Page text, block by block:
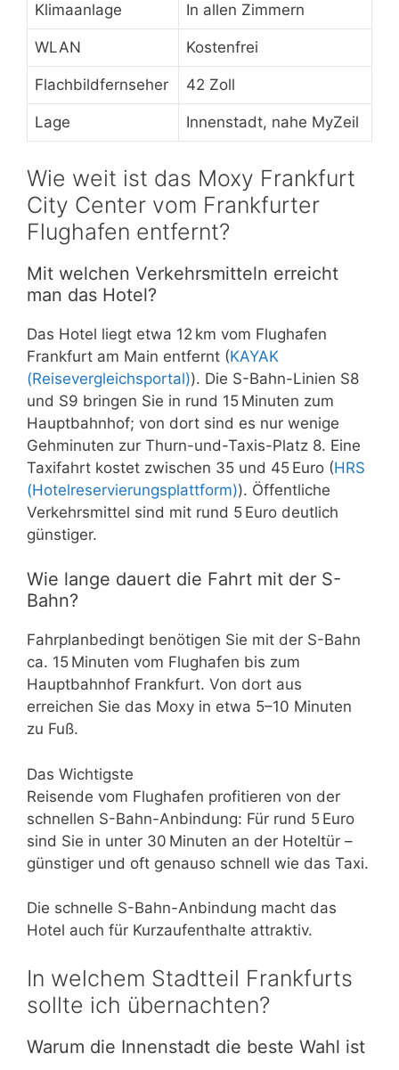
Klimaanlage In allen Zimmern
WLAN Kostenfrei
Flachbildfernseher 42 Zoll
Lage Innenstadt, nahe MyZeil
Wie weit ist das Moxy Frankfurt
City Center vom Frankfurter
Flughafen entfernt?
Mit welchen Verkehrsmitteln erreicht
man das Hotel?
Das Hotel liegt etwa 12 km vom Flughafen
Frankfurt am Main entfernt (KAYAK
(Reisevergleichsportal)). Die S-Bahn-Linien S8
und S9 bringen Sie in rund 15 Minuten zum
Hauptbahnhof; von dort sind es nur wenige
Gehminuten zur Thurn-und-Taxis-Platz 8. Eine
Taxifahrt kostet zwischen 35 und 45 Euro (HRS
(Hotelreservierungsplattform)). Öffentliche
Verkehrsmittel sind mit rund 5 Euro deutlich
günstiger.
Wie lange dauert die Fahrt mit der S-
Bahn?
Fahrplanbedingt benötigen Sie mit der S-Bahn
ca. 15 Minuten vom Flughafen bis zum
Hauptbahnhof Frankfurt. Von dort aus
erreichen Sie das Moxy in etwa 5–10 Minuten
zu Fuß.
Das Wichtigste
Reisende vom Flughafen profitieren von der
schnellen S-Bahn-Anbindung: Für rund 5 Euro
sind Sie in unter 30 Minuten an der Hoteltür –
günstiger und oft genauso schnell wie das Taxi.
Die schnelle S-Bahn-Anbindung macht das
Hotel auch für Kurzaufenthalte attraktiv.
In welchem Stadtteil Frankfurts
sollte ich übernachten?
Warum die Innenstadt die beste Wahl ist